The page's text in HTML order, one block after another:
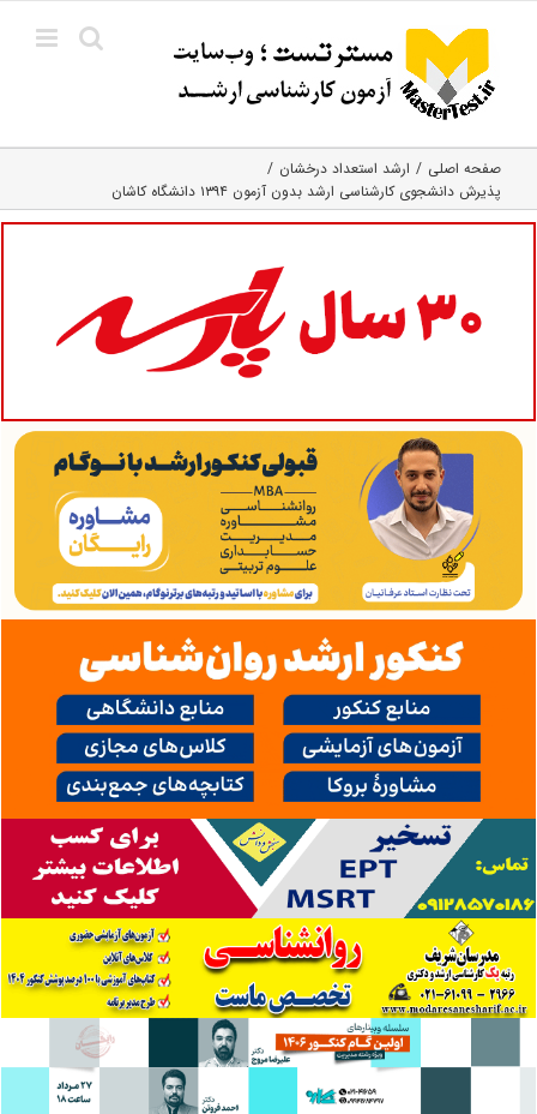
content
صفحه اصلی
ارشد استعداد درخشان
پذیرش دانشجوی کارشناسی ارشد بدون آزمون ۱۳۹۴ دانشگاه کاشان